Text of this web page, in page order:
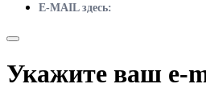
E-MAIL здесь:
Укажите ваш e-